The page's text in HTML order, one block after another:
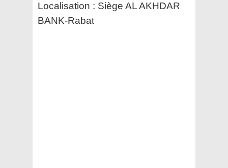
Localisation : Siège AL AKHDAR
BANK-Rabat